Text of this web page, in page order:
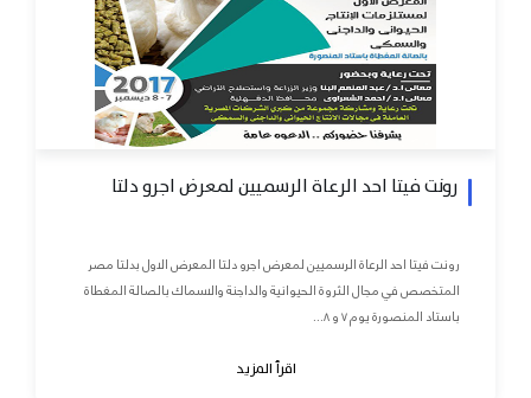
رونت فيتا احد الرعاة الرسميين لمعرض اجرو دلتا
رونت فيتا احد الرعاة الرسميين لمعرض اجرو دلتا المعرض الاول بدلتا مصر
المتخصص في مجال الثروة الحيوانية والداجنة والاسماك بالصالة المغطاة
باستاد المنصورة يوم ٧ و ٨...
اقرأ المزيد